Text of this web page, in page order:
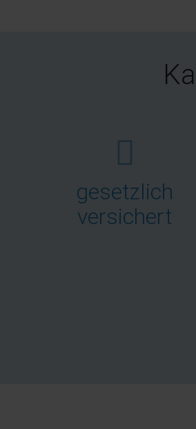
laptop-
medical
gesetzlich
versichert